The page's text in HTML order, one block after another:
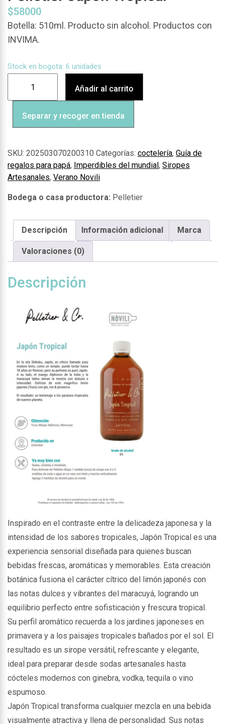
$58000
Botella: 510ml. Producto sin alcohol. Productos con
INVIMA.
Stock en bogota: 6 unidades
Añadir al carrito
Separar y recoger en tienda
SKU: 202503070200310 Categorías: coctelería, Guía de
regalos para papá, Imperdibles del mundial , Siropes
Artesanales, Verano Novili
Pelletier
Descripción Información adicional Marca
Valoraciones (0)
Descripción
Inspirado en el contraste entre la delicadeza japonesa y la
intensidad de los sabores tropicales, Japón Tropical es una
experiencia sensorial diseñada para quienes buscan
bebidas frescas, aromáticas y memorables. Esta creación
botánica fusiona el carácter cítrico del limón japonés con
las notas dulces y vibrantes del maracuyá, logrando un
equilibrio perfecto entre sofisticación y frescura tropical.
Su perfil aromático recuerda a los jardines japoneses en
primavera y a los paisajes tropicales bañados por el sol. El
resultado es un sirope versátil, refrescante y elegante,
ideal para preparar desde sodas artesanales hasta
cócteles modernos con ginebra, vodka, tequila o vino
espumoso.
Japón Tropical transforma cualquier mezcla en una bebida
visualmente atractiva y llena de personalidad. Sus notas